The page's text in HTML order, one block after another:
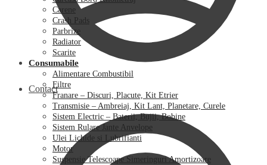
Contact
Carene
Crash Pads
Parbrize
Radiator
Scarite
Consumabile
Alimentare Combustibil
Filtre
Franare – Discuri, Placute, Kit Etrier
Transmisie – Ambreiaj, Kit Lant, Planetare, Curele
Sistem Electric – Baterii, Bujii, Bobine
Sistem Rulare Jante Anvelope
Ulei Lichide si Lubrifianti
Motor
Suspensie Telescoape Simeringuri Amortizoare